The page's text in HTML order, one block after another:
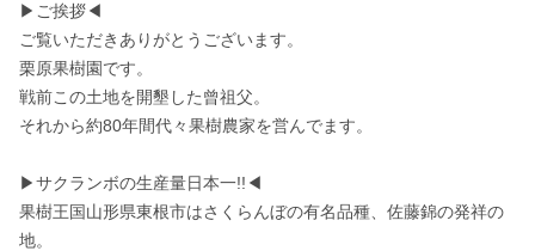
▶ご挨拶◀
ご覧いただきありがとうございます。
栗原果樹園です。
戦前この土地を開墾した曾祖父。
それから約80年間代々果樹農家を営んでます。
▶サクランボの生産量日本一!!◀
果樹王国山形県東根市はさくらんぼの有名品種、佐藤錦の発祥の
地。